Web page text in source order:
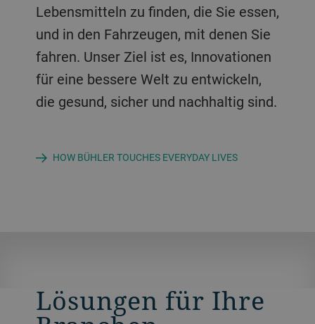
Lebensmitteln zu finden, die Sie essen,
und in den Fahrzeugen, mit denen Sie
fahren. Unser Ziel ist es, Innovationen
für eine bessere Welt zu entwickeln,
die gesund, sicher und nachhaltig sind.
HOW BÜHLER TOUCHES EVERYDAY LIVES
Lösungen für Ihre